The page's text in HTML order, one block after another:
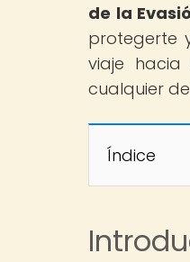
de la
protegerte
viaje
cualquier
Índice